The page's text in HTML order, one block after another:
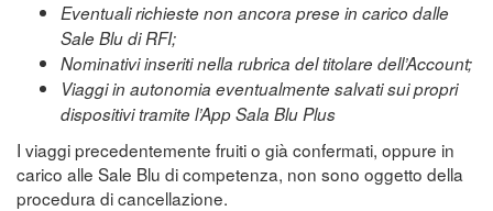
Eventuali richieste non ancora prese in carico dalle
Sale Blu di RFI;
Nominativi inseriti nella rubrica del titolare dell’Account;
Viaggi in autonomia eventualmente salvati sui propri
dispositivi tramite l’App Sala Blu Plus
I viaggi precedentemente fruiti o già confermati, oppure in
carico alle Sale Blu di competenza, non sono oggetto della
procedura di cancellazione.